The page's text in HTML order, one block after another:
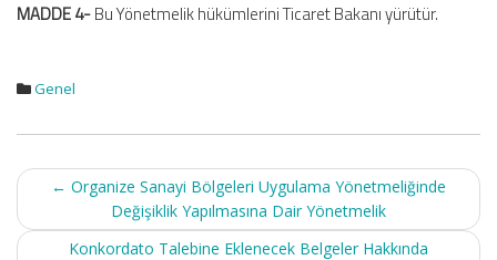
MADDE 4-Bu Yönetmelik hükümlerini Ticaret Bakanı yürütür.
Genel
Post
navigation
← Organize Sanayi Bölgeleri Uygulama Yönetmeliğinde
Değişiklik Yapılmasına Dair Yönetmelik
Konkordato Talebine Eklenecek Belgeler Hakkında